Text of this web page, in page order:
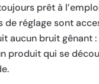
prêt à
réglage sont
aucun bruit
produit qui se